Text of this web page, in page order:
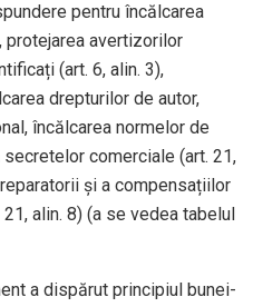
pentru încălcarea
protejarea avertizorilor
(art. 6, alin. 3),
drepturilor de autor,
încălcarea normelor de
comerciale (art. 21,
și a compensațiilor
alin. 8) (a se vedea tabelul
a dispărut principiul bunei-